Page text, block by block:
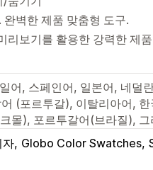
벽한 제품 맞춤형 도구.
리보기를 활용한 강력한 제
어, 스페인어, 일본어, 네덜
(포르투갈), 이탈리아어,
몰), 포르투갈어(브라질), 그
자 Globo Color Swatches